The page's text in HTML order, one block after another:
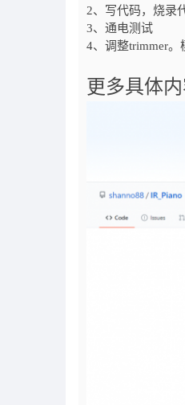
2、写代码，烧录
3、通电测试
4、调整trimmer。
更多具体